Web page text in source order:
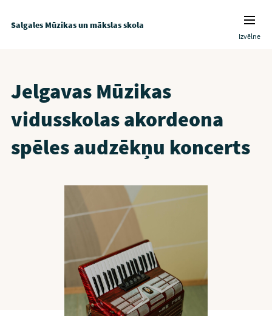
Salgales Mūzikas un mākslas skola
Izvēlne
Jelgavas Mūzikas
vidusskolas akordeona
spēles audzēkņu koncerts